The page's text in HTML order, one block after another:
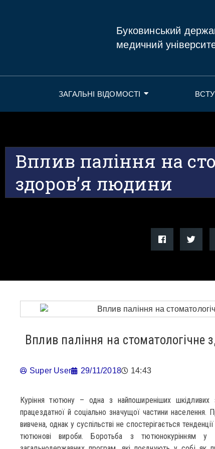
Буковинський
медичний
ЗАГАЛЬНІ ВІДОМОСТІ
Вплив паління на
здоров’я людини
Вплив паління на стоматологічне
Super User 29/11/2018 14:43
Куріння тютюну – одна з найпоширеніших
працездатної й соціально значущої частини населення.
вивчена, однак у суспільстві не спостерігається
тютюнові вироби. Боротьба з тютюнокурінням у